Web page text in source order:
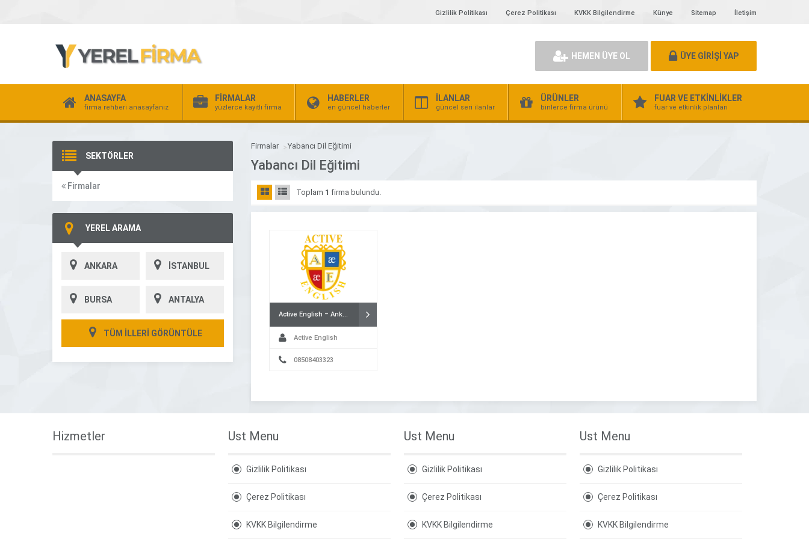
Gizlilik Politikası Çerez Politikası KVKK Bilgilendirme Künye Sitemap İletişim
HEMEN ÜYE OL ÜYE GİRİŞİ YAP
ANASAYFA
firma rehberi anasayfanız
FİRMALAR
yüzlerce kayıtlı firma
HABERLER
en güncel haberler
İLANLAR
güncel seri ilanlar
ÜRÜNLER
binlerce firma ürünü
FUAR VE ETKİNLİKLER
fuar ve etkinlik planları
SEKTÖRLER
Firmalar
YEREL ARAMA
ANKARA İSTANBUL
BURSA ANTALYA
TÜM İLLERİ GÖRÜNTÜLE
Firmalar Yabancı Dil Eğitimi
Yabancı Dil Eğitimi
Toplam 1 firma bulundu.
Active English – Ankara İngilizce Kursu
Active English
08508403323
Hizmetler Ust Menu
Gizlilik Politikası
Çerez Politikası
KVKK Bilgilendirme
Ust Menu
Gizlilik Politikası
Çerez Politikası
KVKK Bilgilendirme
Ust Menu
Gizlilik Politikası
Çerez Politikası
KVKK Bilgilendirme